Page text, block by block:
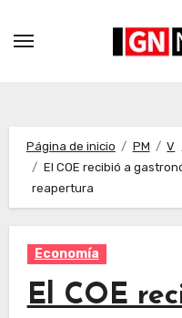
Página de inicio PM V
El COE recibió a
reapertura
Economía
El COE